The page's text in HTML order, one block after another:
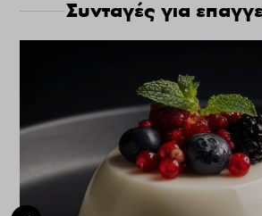
Συνταγές για